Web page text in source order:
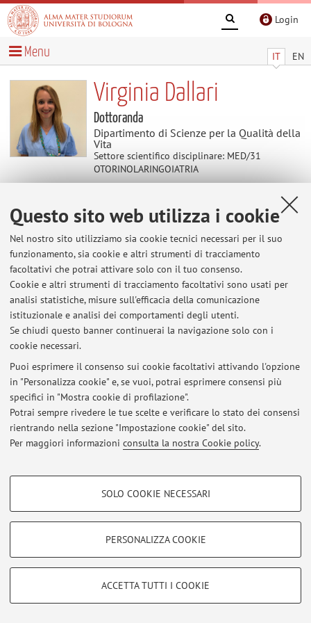
Questo sito web utilizza i cookie
Nel nostro sito utilizziamo sia cookie tecnici necessari per il suo
funzionamento, sia cookie e altri strumenti di tracciamento
facoltativi che potrai attivare solo con il tuo consenso.
Cookie e altri strumenti di tracciamento facoltativi sono usati per
analisi statistiche, misure sull'efficacia della comunicazione
istituzionale e analisi dei comportamenti degli utenti.
Se chiudi questo banner continuerai la navigazione solo con i
cookie necessari.
Puoi esprimere il consenso sui cookie facoltativi attivando l'opzione
in "Personalizza cookie" e, se vuoi, potrai esprimere consensi più
specifici in "Mostra cookie di profilazione".
Potrai sempre rivedere le tue scelte e verificare lo stato dei consensi
rientrando nella sezione "Impostazione cookie" del sito.
Per maggiori informazioni consulta la nostra Cookie policy.
COOKIE DI PROFILAZIONE - FACOLTATIVI
COOKIE TECNICI - NECESSARI
Si tratta di cookie tecnici utilizzati, a titolo esemplificativo, per il corretto
SOLO COOKIE NECESSARI
PERSONALIZZA COOKIE
ACCETTA TUTTI I COOKIE
Login
IT EN
Menu
Virginia Dallari
Dottoranda
Dipartimento di Scienze per la Qualità della
Vita
Settore scientifico disciplinare: MED/31
OTORINOLARINGOIATRIA
Avvisi
Al momento non sono presenti avvisi.
Area riservata
Accedi tramite loginper gestire tutti i contenuti del sito.
© 2026 - ALMA MATER STUDIORUM - Università di Bologna - Via
Zamboni, 33 - 40126 Bologna - Partita IVA: 01131710376
Privacy|Note legali|Impostazioni Cookie